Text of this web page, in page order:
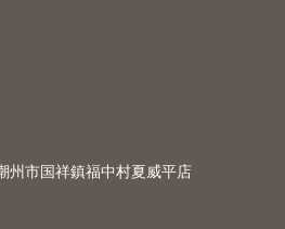
州市国祥鎮福中村夏威平店